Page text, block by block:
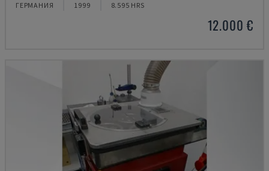
ГЕРМАНИЯ 1999 8.595 HRS
12.000 €